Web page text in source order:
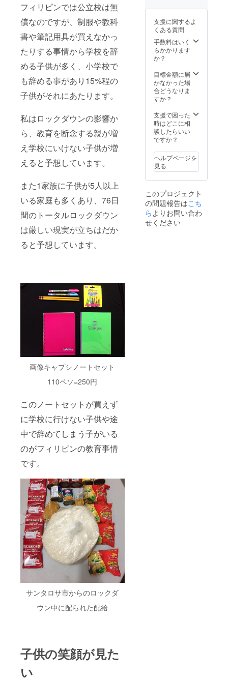
フィリピンでは公立校は無
償なのですが、制服や教科
書や筆記用具が買えなかっ
たりする事情から学校を辞
める子供が多く、小学校で
も辞める事があり15%程の
子供がそれにあたります。
私はロックダウンの影響か
ら、教育を断念する親が増
え学校にいけない子供が増
えると予想しています。
また1家族に子供が5人以上
いる家庭も多くあり、76日
間のトータルロックダウン
は厳しい現実が立ちはだか
ると予想しています。
画像キャプシノートセット
110ペソ=250円
このノートセットが買えず
に学校に行けない子供や途
中で辞めてしまう子がいる
のがフィリピンの教育事情
です。
サンタロサ市からのロックダ
ウン中に配られた配給
子供の笑顔が見た
い
当日ホ
テルや
空港ま
でお迎
え致し
ます(マ
グーナ
地方限
定) ※滞
食費等
は支援
金に含
まれま
食事は
子供達
のご両
親や親
まれま
す。
ネーム
を作
り、渡
した時
の写真
とお礼
セージ
をメー
ル致し
ます。
セット
12セッ
トを購
入致し
支援に関するよ
くある質問
手数料はいく
らかかります
か？
目標金額に届
かなかった場
合どうなりま
すか？
支援で困った
時はどこに相
談したらいい
ですか？
ヘルプページを
見る
このプロジェクト
の問題報告はこち
ら よりお問い合わ
せください